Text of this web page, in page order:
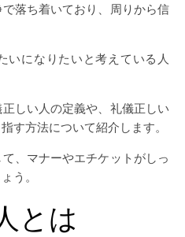
落ち着いており、周りから信
いになりたいと考えている人
しい人の定義や、礼儀正しい
す方法について紹介します。
、マナーやエチケットがしっ
う。
とは